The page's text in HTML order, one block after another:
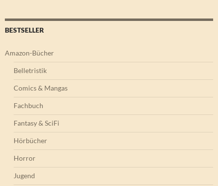
BESTSELLER
Amazon-Bücher
Belletristik
Comics & Mangas
Fachbuch
Fantasy & SciFi
Hörbücher
Horror
Jugend